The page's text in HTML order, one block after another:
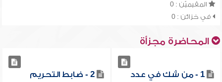
المقيميّن : 0
في خزائن : 0
المحاضرة مجزأة
1 - من شك في عدد
2 - ضابط التحريم